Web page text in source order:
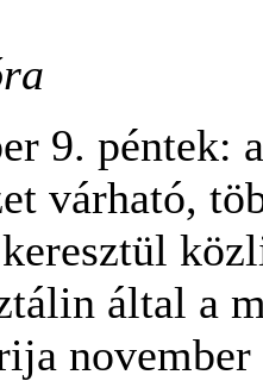
9. péntek:
várható,
által a
november